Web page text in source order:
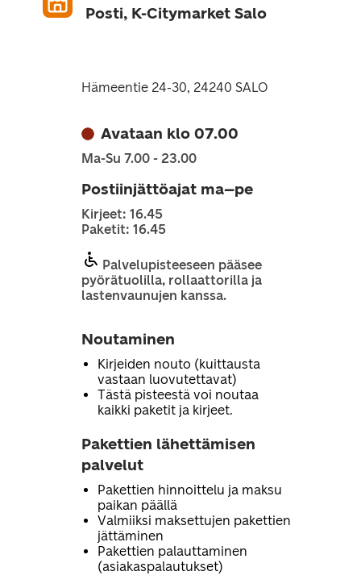
Posti, K-Citymarket Salo
Hämeentie 24-30, 24240 SALO
Avataan klo 07.00
Ma-Su 7.00 - 23.00
Postiinjättöajat ma–pe
Kirjeet: 16.45
Paketit: 16.45
Palvelupisteeseen pääsee
pyörätuolilla, rollaattorilla ja
lastenvaunujen kanssa.
Noutaminen
Kirjeiden nouto (kuittausta
vastaan luovutettavat)
Tästä pisteestä voi noutaa
kaikki paketit ja kirjeet.
Pakettien lähettämisen
palvelut
Pakettien hinnoittelu ja maksu
paikan päällä
Valmiiksi maksettujen pakettien
jättäminen
Pakettien palauttaminen
(asiakaspalautukset)